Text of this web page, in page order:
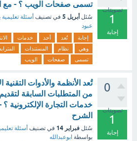
تصويتات
1
إجابة
تسمى صفحات الويب ؟ - مع
سُئل أبريل 5 في تصنيف أسئلة تعليمية
عبود
إجابة تُعد أحد خدمات
وهي
نظام المستندات
تسمى
صفحات الويب
0
تصويتات
1
إجابة
تُعد الأنظمة والأدوات التقنية
من المتطلبات السابقة لتقديم
خدمات التجارة الإلكترونية
الشرح
سُئل فبراير 14 في تصنيف أسئلة
بواسطة ابوعبدالله